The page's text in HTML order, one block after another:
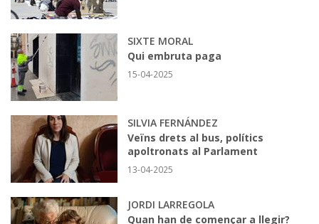
SIXTE MORAL
Qui embruta paga
15-04-2025
SILVIA FERNÁNDEZ
Veïns drets al bus, polítics
apoltronats al Parlament
13-04-2025
JORDI LARREGOLA
Quan han de començar a llegir?